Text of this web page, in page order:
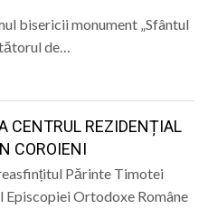
bisericii monument „Sfântul
de…
CENTRUL REZIDENȚIAL
COROIENI
Părinte Timotei
Episcopiei Ortodoxe Române